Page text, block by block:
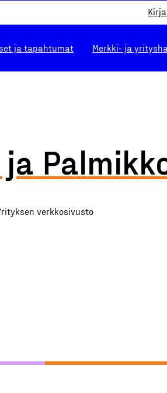
ja tapahtumat Merkki- ja
verkkosivusto